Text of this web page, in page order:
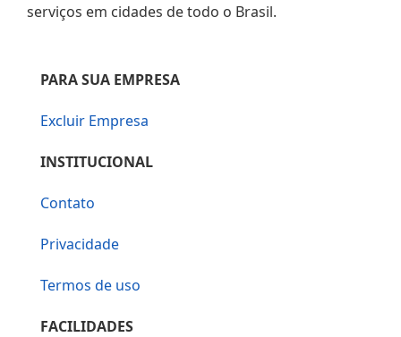
serviços em cidades de todo o Brasil.
PARA SUA EMPRESA
Excluir Empresa
INSTITUCIONAL
Contato
Privacidade
Termos de uso
FACILIDADES